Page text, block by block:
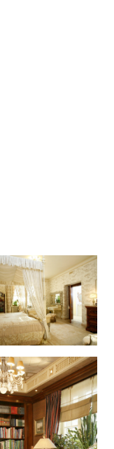
in Moscow
in Moscow